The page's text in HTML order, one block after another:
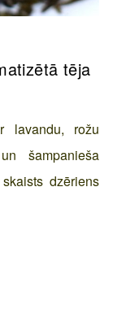
tēja
rožu
šampanieša
dzēriens